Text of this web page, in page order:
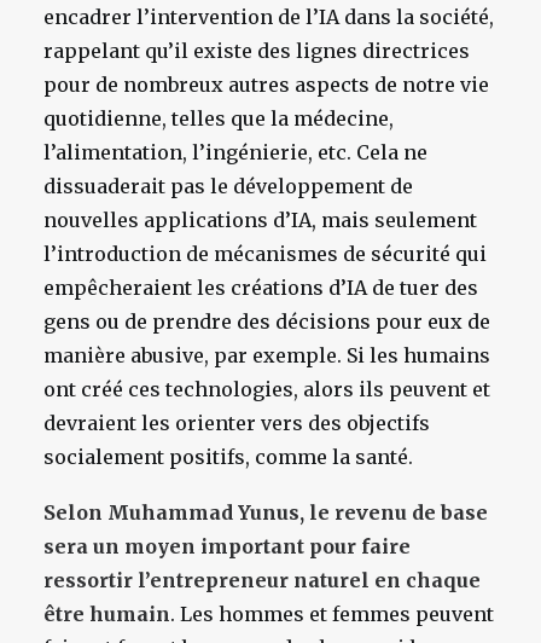
encadrer l’intervention de l’IA dans la société,
rappelant qu’il existe des lignes directrices
pour de nombreux autres aspects de notre vie
quotidienne, telles que la médecine,
l’alimentation, l’ingénierie, etc. Cela ne
dissuaderait pas le développement de
nouvelles applications d’IA, mais seulement
l’introduction de mécanismes de sécurité qui
empêcheraient les créations d’IA de tuer des
gens ou de prendre des décisions pour eux de
manière abusive, par exemple. Si les humains
ont créé ces technologies, alors ils peuvent et
devraient les orienter vers des objectifs
socialement positifs, comme la santé.
Selon Muhammad Yunus, le revenu de base
sera un moyen important pour faire
ressortir l’entrepreneur naturel en chaque
être humain. Les hommes et femmes peuvent